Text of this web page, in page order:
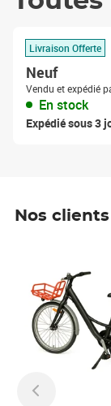
Livraison Offerte
Neuf
Vendu et expédié
En stock
Expédié sous 3
Nos